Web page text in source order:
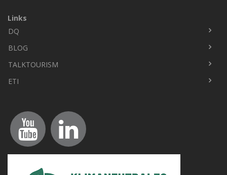
Links
Fußbereich
DQ
BLOG
TALKTOURISM
ETI